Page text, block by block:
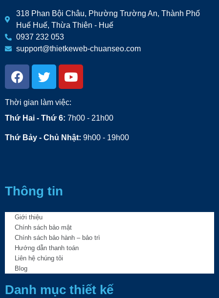
318 Phan Bội Châu, Phường Trường An, Thành Phố
Huế Huế, Thừa Thiên - Huế
0937 232 053
support@thietkeweb-chuanseo.com
Thời gian làm việc:
Thứ Hai - Thứ 6: 7h00 - 21h00
Thứ Bảy - Chủ Nhật: 9h00 - 19h00
Thông tin
Giới thiệu
Chính sách bảo mật
Chính sách bảo hành – bảo trì
Hướng dẫn thanh toán
Liên hệ chúng tôi
Blog
Danh mục thiết kế